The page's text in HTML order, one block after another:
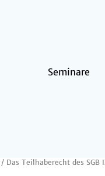
Seminare
/ Das Teilhaberecht des